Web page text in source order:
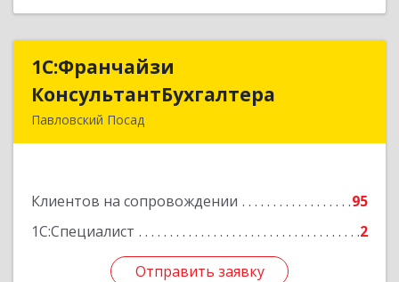
1С:Франчайзи
КонсультантБухгалтера
Павловский Посад
Клиентов на сопровождении
95
1С:Специалист
2
Отправить заявку
КонсультантБухгалтера
Подробнее
Отправить заявку